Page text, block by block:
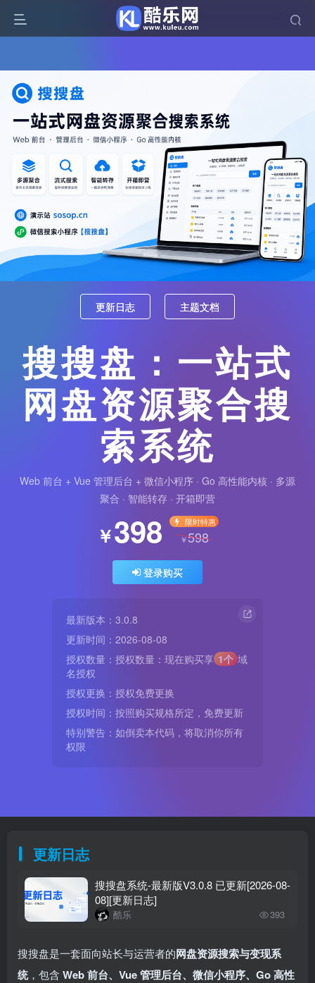
更新日志 主题文档
搜搜盘：一站式
网盘资源聚合搜
索系统
Web 前台 + Vue 管理后台 + 微信小程序 · Go 高性能内核 · 多源
聚合 · 智能转存 · 开箱即营
￥398 限时特惠
￥598
登录购买
最新版本：3.0.8
更新时间：2026-08-08
授权数量：授权数量：现在购买享 1个 域
名授权
授权更换：授权免费更换
授权时间：按照购买规格所定，免费更新
特别警告：如倒卖本代码，将取消你所有
权限
更新日志
搜搜盘系统-最新版V3.0.8 已更新[2026-08-
08][更新日志]
酷乐 393
搜搜盘是一套面向站长与运营者的网盘资源搜索与变现系
统，包含 Web 前台、Vue 管理后台、微信小程序、Go 高性